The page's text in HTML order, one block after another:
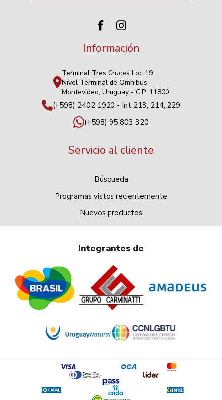
Información
Terminal Tres Cruces Loc 19
Nivel Terminal de Omnibus
Montevideo, Uruguay - C.P: 11800
(+598) 2402 1920 - Int 213, 214, 229
(+598) 95 803 320
Servicio al cliente
Búsqueda
Programas vistos recientemente
Nuevos productos
Integrantes de